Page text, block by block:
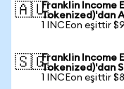
🇦🇺Franklin Income
Tokenized)'dan
1 INCEon eşittir
🇸🇬Franklin Income
Tokenized)'dan
1 INCEon eşittir